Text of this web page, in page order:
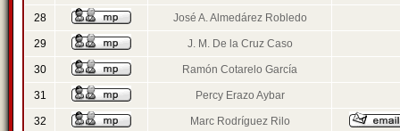
28 José A. Almedárez Robledo
29 J. M. De la Cruz Caso
30 Ramón Cotarelo García
31 Percy Erazo Aybar
32 Marc Rodríguez Rilo